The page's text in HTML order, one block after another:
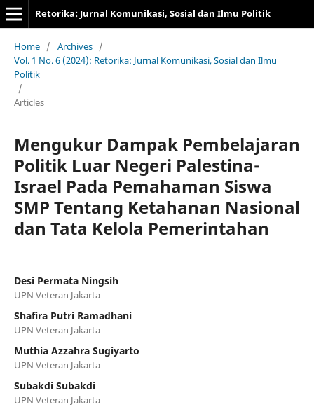
Retorika: Jurnal Komunikasi, Sosial dan Ilmu Politik
Home / Archives /
Vol. 1 No. 6 (2024): Retorika: Jurnal Komunikasi, Sosial dan Ilmu
Politik
/
Articles
Mengukur Dampak Pembelajaran
Politik Luar Negeri Palestina-
Israel Pada Pemahaman Siswa
SMP Tentang Ketahanan Nasional
dan Tata Kelola Pemerintahan
Desi Permata Ningsih
UPN Veteran Jakarta
Shafira Putri Ramadhani
UPN Veteran Jakarta
Muthia Azzahra Sugiyarto
UPN Veteran Jakarta
Subakdi Subakdi
UPN Veteran Jakarta